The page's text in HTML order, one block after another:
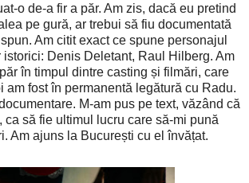
o de-a fir a păr. Am zis, dacă eu pretind
pe gură, ar trebui să fiu documentată
Am citit exact ce spune personajul
istorici: Denis Deletant, Raul Hilberg. Am
în timpul dintre casting și filmări, care
am fost în permanentă legătură cu Radu.
M-am pus pe text, văzând că
ca să fie ultimul lucru care să-mi pună
Am ajuns la București cu el învățat.